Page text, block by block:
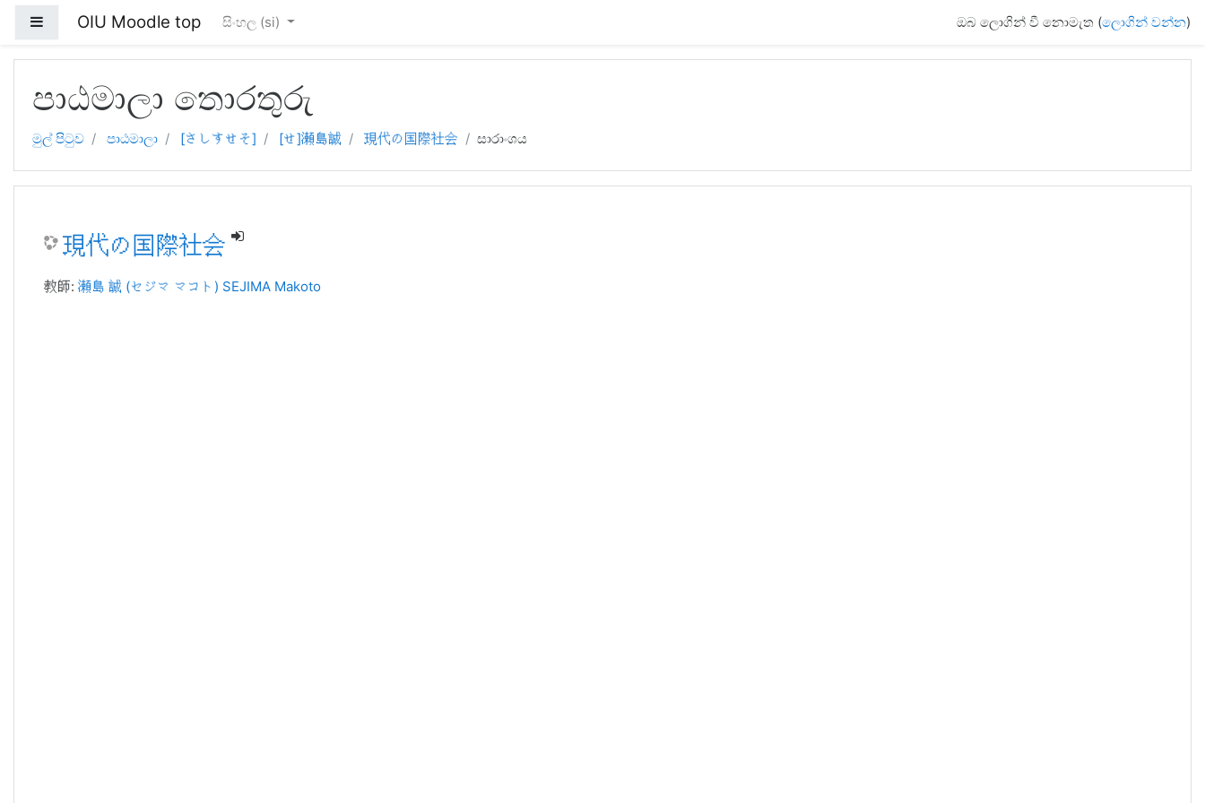
Side panelOIU Moodle top සිංහල ‎(si)‎ ඔබ ලොගින් වී නොමැත (ලොගින් වන්න)
පාඨමාලා තොරතුරු
මුල් පිටුව පාඨමාලා [さしすせそ] [せ]瀬島誠 現代の国際社会 සාරාංශය
現代の国際社会
教師: 瀬島 誠 (セジマ マコト) SEJIMA Makoto